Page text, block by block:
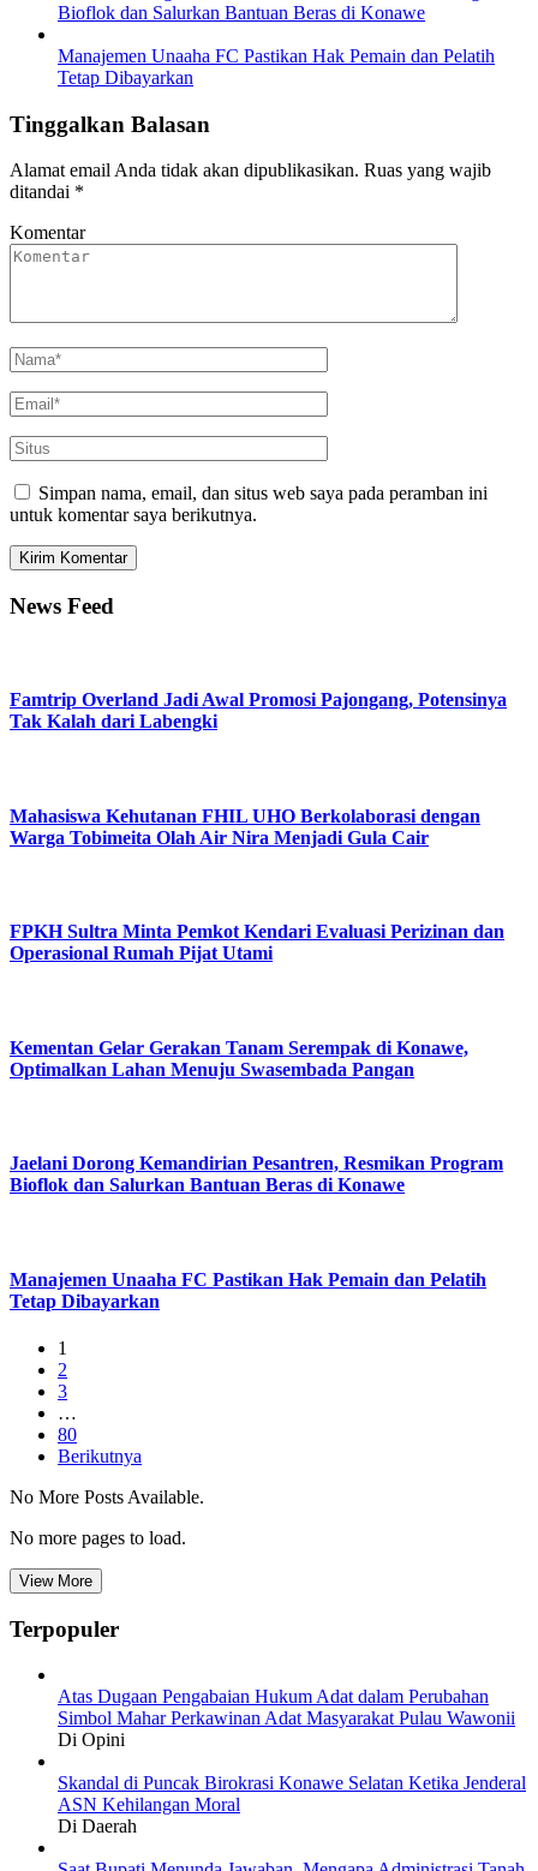
Bioflok dan Salurkan Bantuan Beras di Konawe
Manajemen Unaaha FC Pastikan Hak Pemain dan Pelatih
Tetap Dibayarkan
Tinggalkan Balasan
Alamat email Anda tidak akan dipublikasikan. Ruas yang wajib
ditandai *
Komentar
Simpan nama, email, dan situs web saya pada peramban ini
untuk komentar saya berikutnya.
News Feed
Famtrip Overland Jadi Awal Promosi Pajongang, Potensinya
Tak Kalah dari Labengki
Mahasiswa Kehutanan FHIL UHO Berkolaborasi dengan
Warga Tobimeita Olah Air Nira Menjadi Gula Cair
FPKH Sultra Minta Pemkot Kendari Evaluasi Perizinan dan
Operasional Rumah Pijat Utami
Kementan Gelar Gerakan Tanam Serempak di Konawe,
Optimalkan Lahan Menuju Swasembada Pangan
Jaelani Dorong Kemandirian Pesantren, Resmikan Program
Bioflok dan Salurkan Bantuan Beras di Konawe
Manajemen Unaaha FC Pastikan Hak Pemain dan Pelatih
Tetap Dibayarkan
1
2
3
…
80
Berikutnya
No More Posts Available.
No more pages to load.
View More
Terpopuler
Atas Dugaan Pengabaian Hukum Adat dalam Perubahan
Simbol Mahar Perkawinan Adat Masyarakat Pulau Wawonii
Di Opini
Skandal di Puncak Birokrasi Konawe Selatan Ketika Jenderal
ASN Kehilangan Moral
Di Daerah